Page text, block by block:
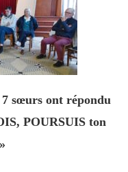
7 sœurs ont répondu
POURSUIS ton